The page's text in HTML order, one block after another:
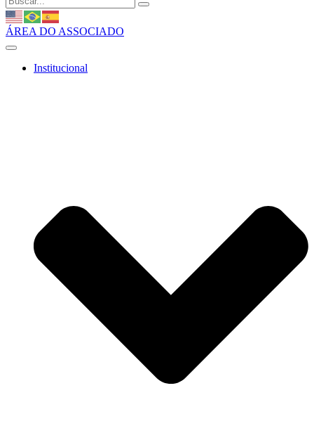
ÁREA DO ASSOCIADO
Institucional